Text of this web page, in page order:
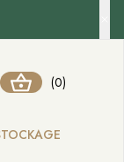
(0)